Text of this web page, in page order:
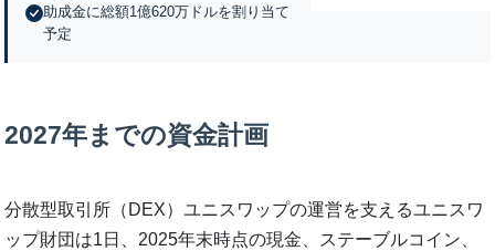
助成金に総額1億620万ドルを割り当て
予定
2027年までの資金計画
分散型取引所（DEX）ユニスワップの運営を支えるユニスワ
ップ財団は1日、2025年末時点の現金、ステーブルコイン、